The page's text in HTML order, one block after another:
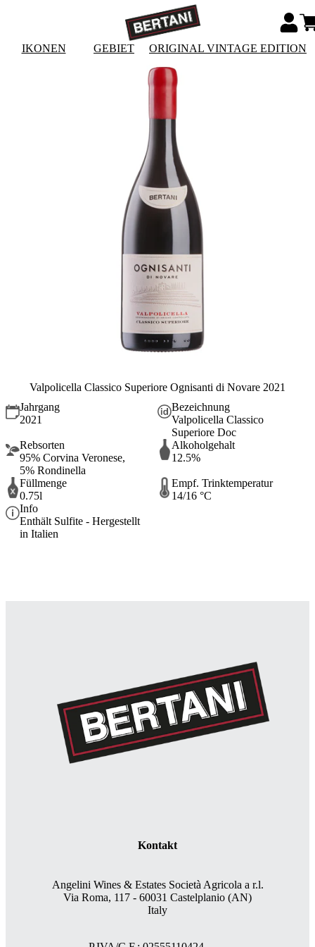
IKONEN GEBIET ORIGINAL VINTAGE EDITION
Valpolicella Classico Superiore Ognisanti di Novare 2021
Jahrgang
2021
Bezeichnung
Valpolicella Classico
Superiore Doc
Rebsorten
95% Corvina Veronese,
5% Rondinella
Alkoholgehalt
12.5%
Füllmenge
0.75l
Empf. Trinktemperatur
14/16 °C
Info
Enthält Sulfite - Hergestellt
in Italien
Kontakt
Angelini Wines & Estates Società Agricola a r.l.
Via Roma, 117 - 60031 Castelplanio (AN)
Italy